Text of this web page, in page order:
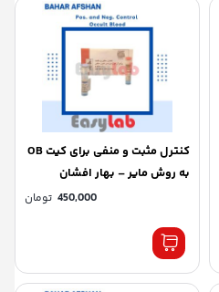
کنترل مثبت و منفی برای کیت OB
به روش مایر – بهار افشان
450,000 تومان